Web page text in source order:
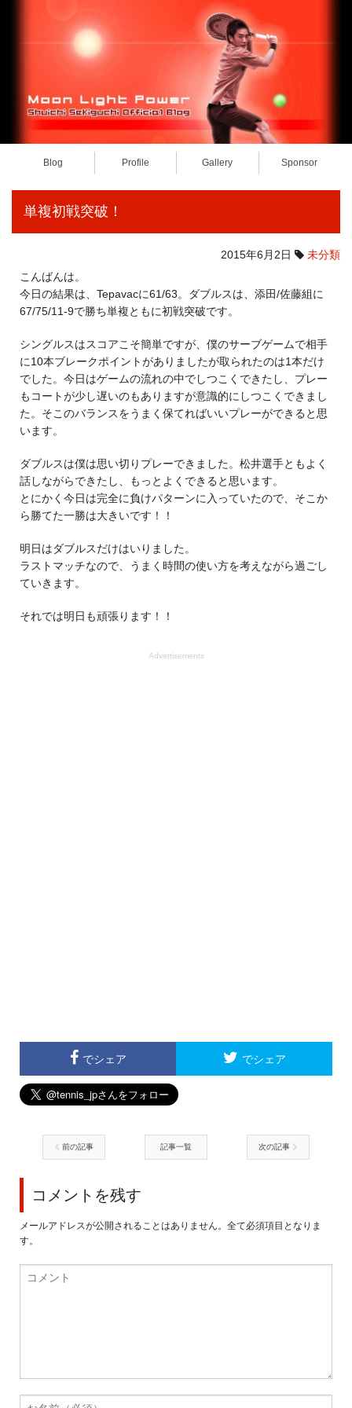
Blog Profile Gallery Sponsor
単複初戦突破！
2015年6月2日
未分類
こんばんは。
今日の結果は、Tepavacに61/63。ダブルスは、添田/佐藤組に
67/75/11-9で勝ち単複ともに初戦突破です。
シングルスはスコアこそ簡単ですが、僕のサーブゲームで相手
に10本ブレークポイントがありましたが取られたのは1本だけ
でした。今日はゲームの流れの中でしつこくできたし、プレー
もコートが少し遅いのもありますが意識的にしつこくできまし
た。そこのバランスをうまく保てればいいプレーができると思
います。
ダブルスは僕は思い切りプレーできました。松井選手ともよく
話しながらできたし、もっとよくできると思います。
とにかく今日は完全に負けパターンに入っていたので、そこか
ら勝てた一勝は大きいです！！
明日はダブルスだけはいりました。
ラストマッチなので、うまく時間の使い方を考えながら過ごし
ていきます。
それでは明日も頑張ります！！
Advertisements
でシェア でシェア
前の記事 記事一覧 次の記事
コメントを残す
メールアドレスが公開されることはありません。全て必須項目となりま
す。